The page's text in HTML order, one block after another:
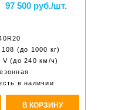
97 500 руб./шт.
108 (до 1000 кг)
V (до 240 км/ч)
в наличии
В КОРЗИНУ